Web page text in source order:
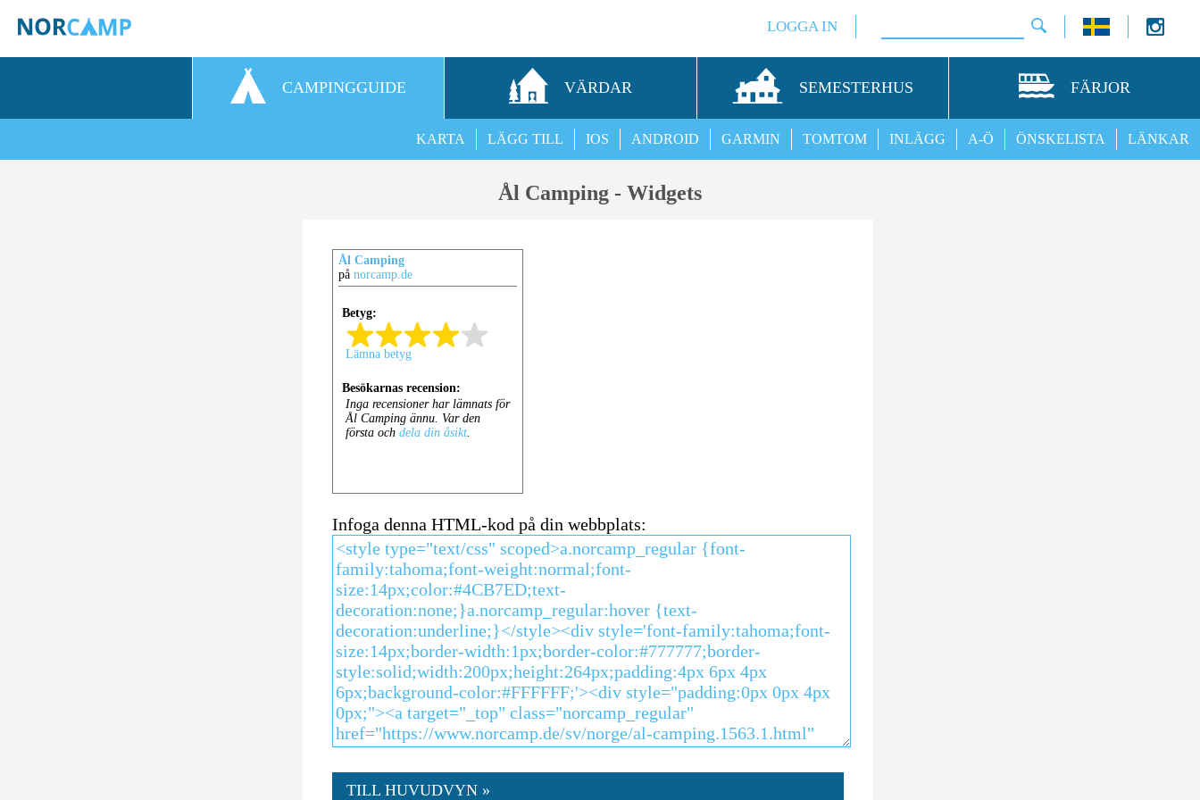
LOGGA IN
CAMPINGGUIDE VÄRDAR SEMESTERHUS FÄRJOR
LÄNKAR
ÖNSKELISTA
A-Ö
INLÄGG
TOMTOM
GARMIN
ANDROID
IOS
LÄGG TILL
KARTA
Ål Camping - Widgets
Ål Camping
pånorcamp.de
Infoga denna HTML-kod på din webbplats:
TILL HUVUDVYN »